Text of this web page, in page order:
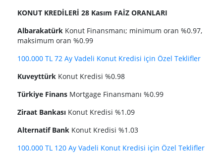
KONUT KREDİLERİ 28 Kasım FAİZ ORANLARI
Albarakatürk Konut Finansmanı; minimum oran %0.97,
maksimum oran %0.99
100.000 TL 72 Ay Vadeli Konut Kredisi için Özel Teklifler
Kuveyttürk Konut Kredisi %0.98
Türkiye Finans Mortgage Finansmanı %0.99
Ziraat Bankası Konut Kredisi %1.09
Alternatif Bank Konut Kredisi %1.03
100.000 TL 120 Ay Vadeli Konut Kredisi için Özel Teklifler